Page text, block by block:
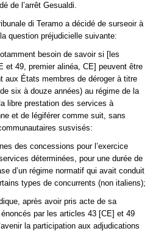
de l’arrêt Gesualdi.
di Teramo a décidé de surseoir à
question préjudicielle suivante:
besoin de savoir si [les
et 49, premier alinéa, CE] peuvent être
aux États membres de déroger à titre
six à douze années) au régime de la
libre prestation des services à
et de légiférer comme suit, sans
susvisés:
des concessions pour l’exercice
déterminées, pour une durée de
d’un régime normatif qui avait conduit
types de concurrents (non italiens);
après avoir pris acte de sa
par les articles 43 [CE] et 49
la participation aux adjudications